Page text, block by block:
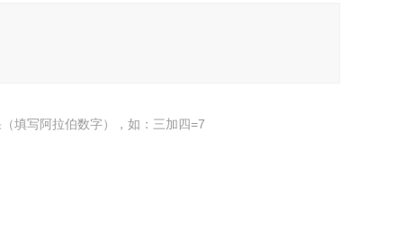
填写阿拉伯数字），如：三加四=7